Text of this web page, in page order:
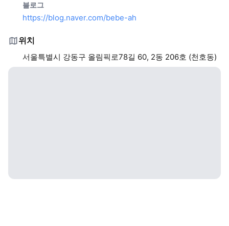
블로그
https://blog.naver.com/bebe-ah
위치
서울특별시 강동구 올림픽로78길 60, 2동 206호 (천호동)